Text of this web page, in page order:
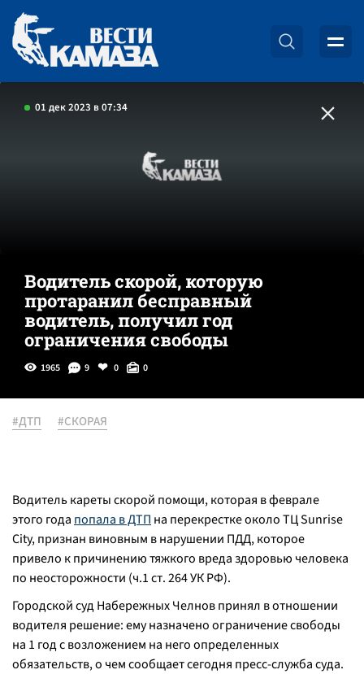
01 дек 2023 в 07:34
Водитель скорой, которую
протаранил бесправный
водитель, получил год
ограничения свободы
1965 9 0 0
#ДТП #СКОРАЯ
Водитель кареты скорой помощи, которая в феврале
этого года попала в ДТП на перекрестке около ТЦ Sunrise
City, признан виновным в нарушении ПДД, которое
привело к причинению тяжкого вреда здоровью человека
по неосторожности (ч.1 ст. 264 УК РФ).
Городской суд Набережных Челнов принял в отношении
водителя решение: ему назначено ограничение свободы
на 1 год с возложением на него определенных
обязательств, о чем сообщает сегодня пресс-служба суда.